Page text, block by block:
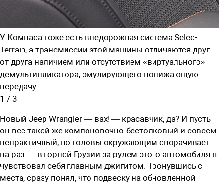
У Компаса тоже есть внедорожная система ­Selec-
Terrain, а трансмиссии этой машины отличаются друг
от друга наличием или отсутствием «виртуального»
демультипликатора, эмулирующего понижающую
передачу
1 / 3
Новый Jeep Wrangler — вах! — красавчик, да? И пусть
он все такой же компоновочно-бестолковый и совсем
непрактичный, но головы окружающим сворачивает
на раз — в горной Грузии за рулем этого автомобиля я
чувствовал себя главным джигитом. Тронувшись с
места, сразу понял, что подвеску на обновленной